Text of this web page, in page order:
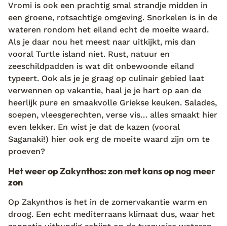
Vromi is ook een prachtig smal strandje midden in
een groene, rotsachtige omgeving. Snorkelen is in de
wateren rondom het eiland echt de moeite waard.
Als je daar nou het meest naar uitkijkt, mis dan
vooral Turtle island niet. Rust, natuur en
zeeschildpadden is wat dit onbewoonde eiland
typeert. Ook als je je graag op culinair gebied laat
verwennen op vakantie, haal je je hart op aan de
heerlijk pure en smaakvolle Griekse keuken. Salades,
soepen, vleesgerechten, verse vis… alles smaakt hier
even lekker. En wist je dat de kazen (vooral
Saganaki!) hier ook erg de moeite waard zijn om te
proeven?
Het weer op Zakynthos: zon met kans op nog meer
zon
Op Zakynthos is het in de zomervakantie warm en
droog. Een echt mediterraans klimaat dus, waar het